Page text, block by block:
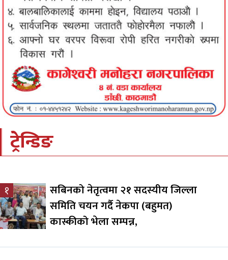
ट्रेन्डिङ
१
सबिनको नेतृत्वमा २१ सदस्यीय जिल्ला
समिति चयन गर्दै नेकपा (बहुमत)
कास्कीको भेला सम्पन्न,